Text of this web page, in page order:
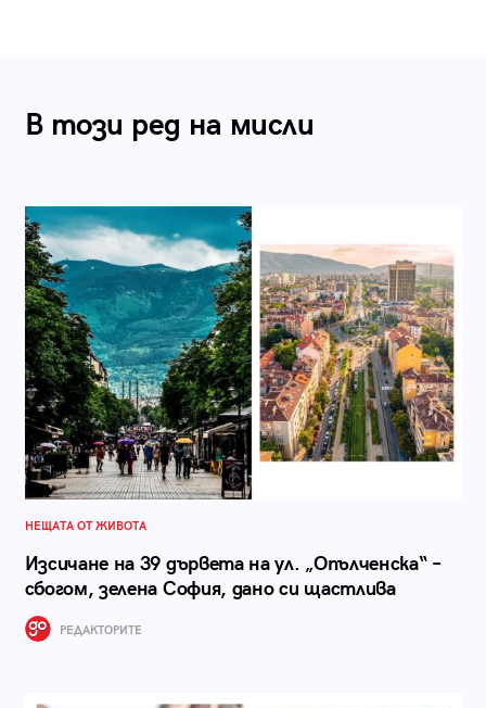
В този ред на мисли
НЕЩАТА ОТ ЖИВОТА
Изсичане на 39 дървета на ул. „Опълченска“ –
сбогом, зелена София, дано си щастлива
РЕДАКТОРИТЕ